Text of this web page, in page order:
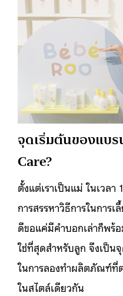
จุดเริ่มต้นของแบร
Care?
ตั้งแต่เราเป็นแม่ ในเวล
การสรรหาวิธีการในการ
ดีขอแค่มีคำบอกเล่าก็พร้
ใช่ที่สุดสำหรับลูก จึงเป็น
ในการลองทำผลิตภัณฑ์ที่
ในสไตล์เดียวกัน